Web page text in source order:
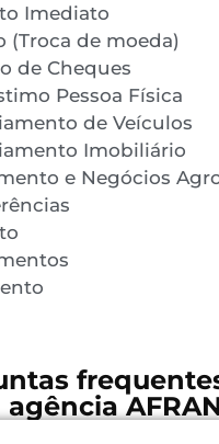
Imediato
(Troca de moeda)
de Cheques
Pessoa Física
de Veículos
Imobiliário
e Negócios
agência